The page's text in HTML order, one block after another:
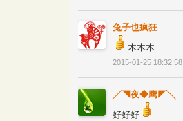
兔子也疯狂
木木木
2015-01-25 18:32:58
╱◥夜◆鹰◤╲
好好好